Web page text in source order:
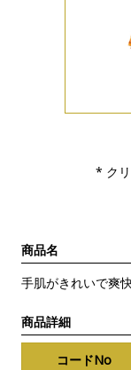
* ク
商品名
手肌がきれいで爽快
商品詳細
コードNo